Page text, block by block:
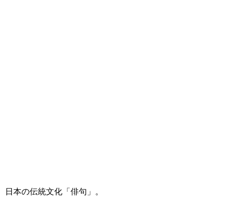
日本の伝統文化「俳句」。